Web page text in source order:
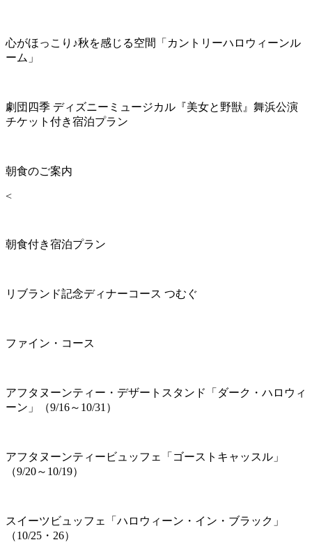
心がほっこり♪秋を感じる空間「カントリーハロウィーンル
ーム」
劇団四季 ディズニーミュージカル『美女と野獣』舞浜公演
チケット付き宿泊プラン
朝食のご案内
<
朝食付き宿泊プラン
リブランド記念ディナーコース つむぐ
ファイン・コース
アフタヌーンティー・デザートスタンド「ダーク・ハロウィ
ーン」（9/16～10/31）
アフタヌーンティービュッフェ「ゴーストキャッスル」
（9/20～10/19）
スイーツビュッフェ「ハロウィーン・イン・ブラック」
（10/25・26）